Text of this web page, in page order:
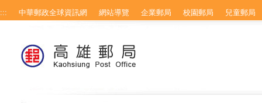
跳到主要內容區塊
::: 中華郵政全球資訊網 網站導覽 企業郵局 校園郵局 兒童郵局